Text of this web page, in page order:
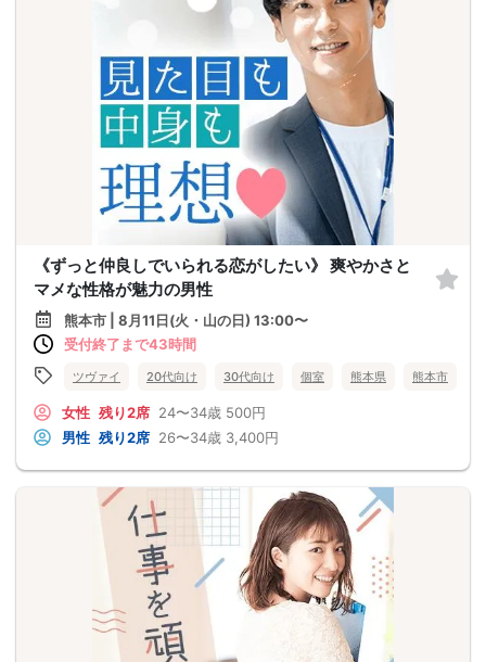
《ずっと仲良しでいられる恋がしたい》 爽やかさと
マメな性格が魅力の男性
熊本市 | 8月11日(火・山の日) 13:00〜
受付終了まで43時間
ツヴァイ 20代向け 30代向け 個室 熊本県 熊本市
女性 残り2席 24〜34歳 500円
男性 残り2席 26〜34歳 3,400円